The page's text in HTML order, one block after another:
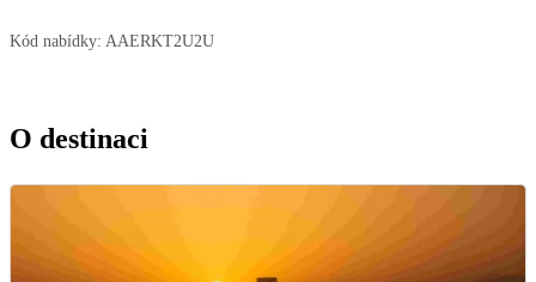
Kód nabídky: AAERKT2U2U
O destinaci